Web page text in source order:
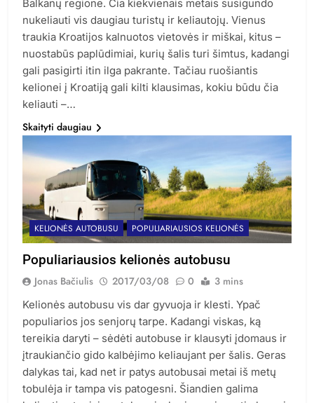
Balkanų regione. Čia kiekvienais metais susigundo
nukeliauti vis daugiau turistų ir keliautojų. Vienus
traukia Kroatijos kalnuotos vietovės ir miškai, kitus –
nuostabūs paplūdimiai, kurių šalis turi šimtus, kadangi
gali pasigirti itin ilga pakrante. Tačiau ruošiantis
kelionei į Kroatiją gali kilti klausimas, kokiu būdu čia
keliauti –…
Skaityti daugiau
KELIONĖS AUTOBUSU POPULIARIAUSIOS KELIONĖS
Populiariausios kelionės autobusu
Jonas Bačiulis 2017/03/08 0 3 mins
Kelionės autobusu vis dar gyvuoja ir klesti. Ypač
populiarios jos senjorų tarpe. Kadangi viskas, ką
tereikia daryti – sėdėti autobuse ir klausyti įdomaus ir
įtraukiančio gido kalbėjimo keliaujant per šalis. Geras
dalykas tai, kad net ir patys autobusai metai iš metų
tobulėja ir tampa vis patogesni. Šiandien galima